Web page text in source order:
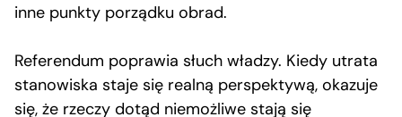
inne punkty porządku obrad.
Referendum poprawia słuch władzy. Kiedy utrata
stanowiska staje się realną perspektywą, okazuje
się, że rzeczy dotąd niemożliwe stają się